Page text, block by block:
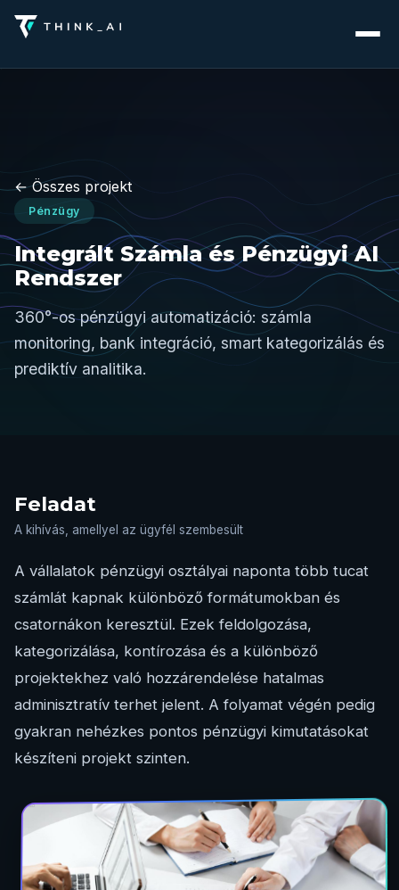
← Összes projekt
Pénzügy
Integrált Számla és Pénzügyi AI
Rendszer
360°-os pénzügyi automatizáció: számla
monitoring, bank integráció, smart kategorizálás és
prediktív analitika.
Feladat
A kihívás, amellyel az ügyfél szembesült
A vállalatok pénzügyi osztályai naponta több tucat
számlát kapnak különböző formátumokban és
csatornákon keresztül. Ezek feldolgozása,
kategorizálása, kontírozása és a különböző
projektekhez való hozzárendelése hatalmas
adminisztratív terhet jelent. A folyamat végén pedig
gyakran nehézkes pontos pénzügyi kimutatásokat
készíteni projekt szinten.